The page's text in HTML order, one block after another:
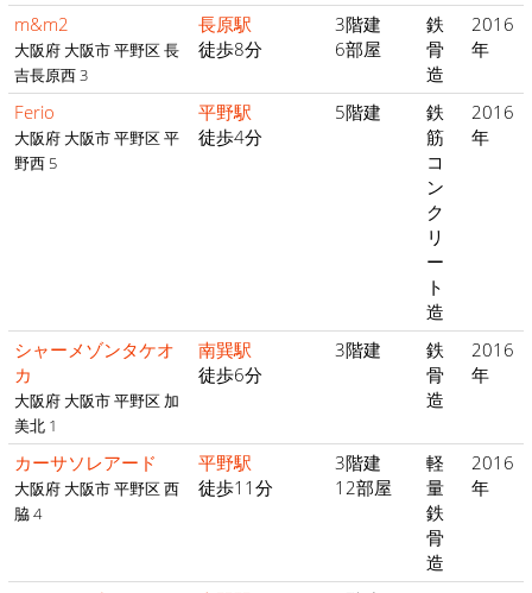
m&m2
大阪府 大阪市 平野区 長
吉長原西 3
長原駅
徒歩8分
3階建
6部屋
鉄
骨
造
2016
年
Ferio
大阪府 大阪市 平野区 平
野西 5
平野駅
徒歩4分
5階建
鉄
筋
コ
ン
ク
リ
ー
ト
造
2016
年
シャーメゾンタケオ
カ
大阪府 大阪市 平野区 加
美北 1
南巽駅
徒歩6分
3階建
鉄
骨
造
2016
年
カーサソレアード
大阪府 大阪市 平野区 西
脇 4
平野駅
徒歩11分
3階建
12部屋
軽
量
鉄
骨
造
2016
年